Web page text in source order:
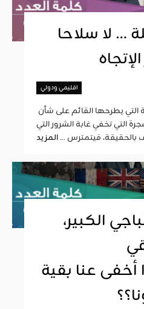
… لا سلاحا
اقليمي ودولي
التي تخفي غابة الشرور التي
فيتمترس ...
الكبير،
أخفى عنا بقية